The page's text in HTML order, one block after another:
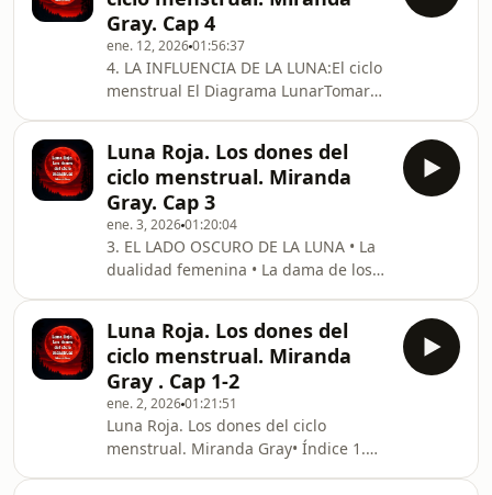
femeninos El rito de trancisión de la
primera menstruación La hija
menstrual El rito de la maternidad El
rito de la menopausia Ejercicio:
visualización de la menopausia Cómo
guiar y enseñar a tus hijasFin
Gray. Cap 4
ene. 12, 202601:56:37
4. LA INFLUENCIA DE LA LUNA:El ciclo
menstrual El Diagrama LunarTomar
Diagrama Lunar y la vida cotidiana El
ciclo continuoExpansión del Diagrama
Lunar
Luna Roja. Los dones del
ciclo menstrual. Miranda
Gray. Cap 3
ene. 3, 202601:20:04
3. EL LADO OSCURO DE LA LUNA • La
dualidad femenina • La dama de los
La Diosa de la Oscuridad • Soberanía •
Chamanas y sacerdotisas
Luna Roja. Los dones del
ciclo menstrual. Miranda
Gray . Cap 1-2
ene. 2, 202601:21:51
Luna Roja. Los dones del ciclo
menstrual. Miranda Gray• Índice 1.